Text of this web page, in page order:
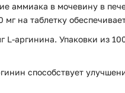
аммиака в мочевину в
на таблетку
L-аргинина. Упаковки из
способствует